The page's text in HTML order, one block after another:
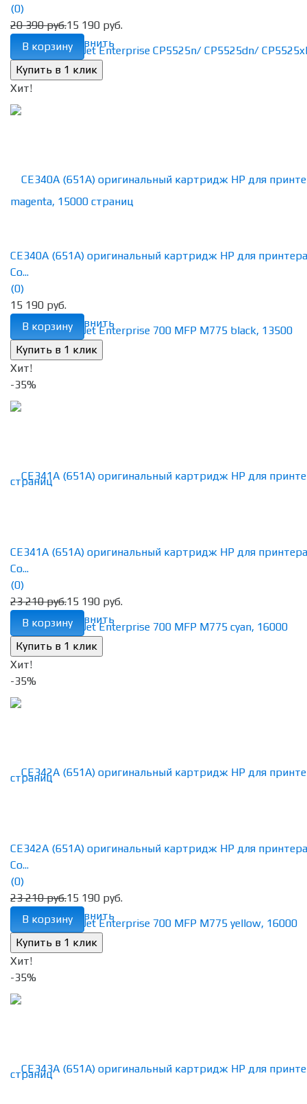
избранное сравнить
(0)
20 390 руб.15 190 руб.
В корзину
Хит!
избранное сравнить
CE340A (651A) оригинальный картридж HP для
Co...
(0)
15 190 руб.
В корзину
Хит!
-35%
избранное сравнить
CE341A (651A) оригинальный картридж HP для
Co...
(0)
23 210 руб.15 190 руб.
В корзину
Хит!
-35%
избранное сравнить
CE342A (651A) оригинальный картридж HP для
Co...
(0)
23 210 руб.15 190 руб.
В корзину
Хит!
-35%